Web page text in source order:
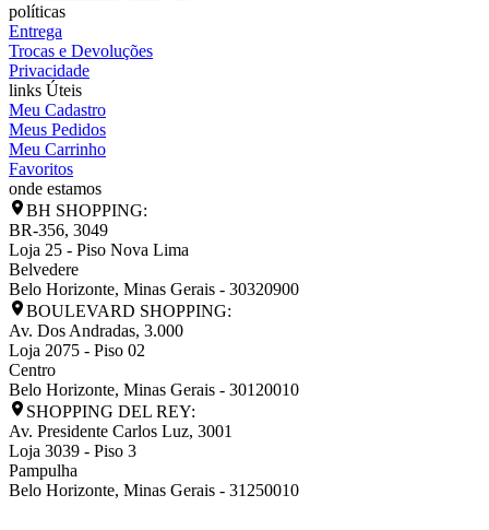
políticas
Entrega
Trocas e Devoluções
Privacidade
links Úteis
Meu Cadastro
Meus Pedidos
Meu Carrinho
Favoritos
onde estamos
BH SHOPPING:
BR-356, 3049
Loja 25 - Piso Nova Lima
Belvedere
Belo Horizonte, Minas Gerais - 30320900
BOULEVARD SHOPPING:
Av. Dos Andradas, 3.000
Loja 2075 - Piso 02
Centro
Belo Horizonte, Minas Gerais - 30120010
SHOPPING DEL REY:
Av. Presidente Carlos Luz, 3001
Loja 3039 - Piso 3
Pampulha
Belo Horizonte, Minas Gerais - 31250010